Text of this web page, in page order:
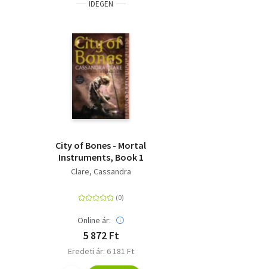
IDEGEN
City of Bones - Mortal
Instruments, Book 1
Clare, Cassandra
Online ár:
5 872 Ft
Eredeti ár: 6 181 Ft